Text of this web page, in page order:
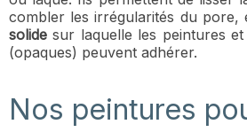
combler les irrégularités du pore,
solide sur laquelle les peintures
(opaques) peuvent adhérer.
Nos peintures